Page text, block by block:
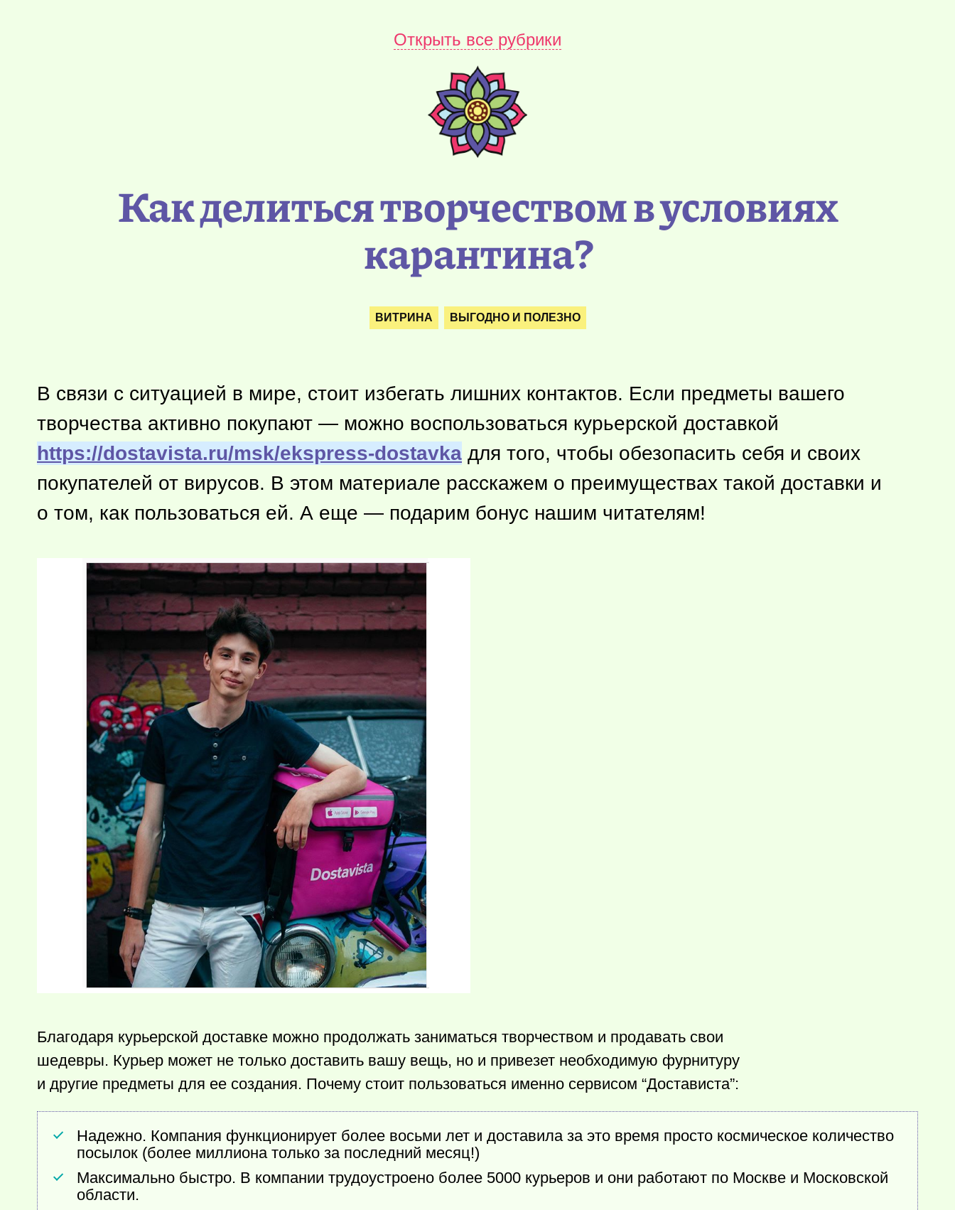
Открыть все рубрики
Как делиться творчеством в условиях
карантина?
ВИТРИНА ВЫГОДНО И ПОЛЕЗНО
В связи с ситуацией в мире, стоит избегать лишних контактов. Если предметы вашего
творчества активно покупают — можно воспользоваться курьерской доставкой
https://dostavista.ru/msk/ekspress-dostavka для того, чтобы обезопасить себя и своих
покупателей от вирусов. В этом материале расскажем о преимуществах такой доставки и
о том, как пользоваться ей. А еще — подарим бонус нашим читателям!
Благодаря курьерской доставке можно продолжать заниматься творчеством и продавать свои
шедевры. Курьер может не только доставить вашу вещь, но и привезет необходимую фурнитуру
и другие предметы для ее создания. Почему стоит пользоваться именно сервисом “Достависта”:
Надежно. Компания функционирует более восьми лет и доставила за это время просто космическое количество
посылок (более миллиона только за последний месяц!)
Максимально быстро. В компании трудоустроено более 5000 курьеров и они работают по Москве и Московской
области.